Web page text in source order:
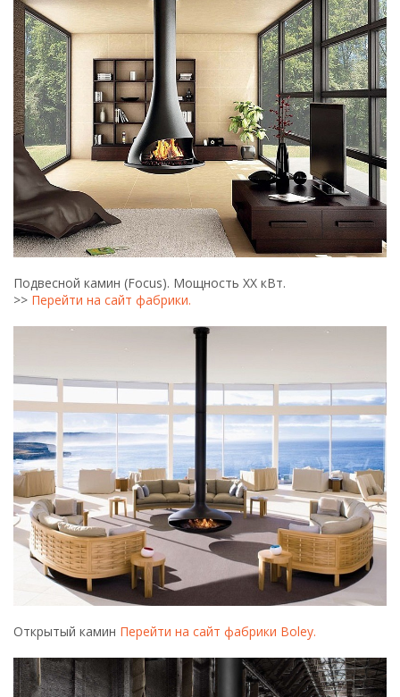
Подвесной камин (Focus). Мощность ХХ кВт.
>> Перейти на сайт фабрики.
Открытый камин Перейти на сайт фабрики Boley.